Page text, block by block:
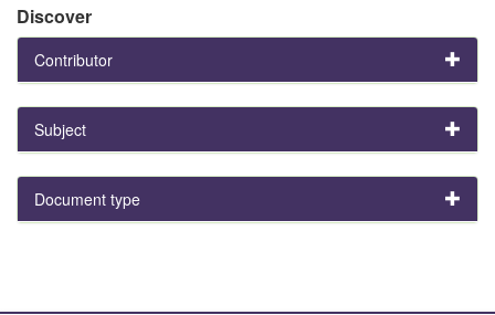
Discover
Contributor
Subject
Document type